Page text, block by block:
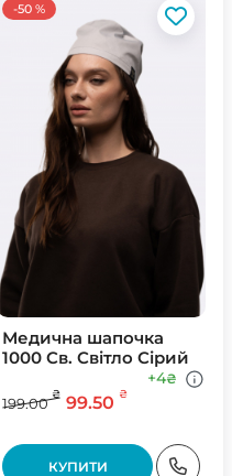
-50 %
Медична шапочка
1000 Св. Свiтло Сiрий
199.00
₴ 99.50 ₴
+4₴
КУПИТИ